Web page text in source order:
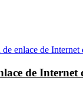
de Internet